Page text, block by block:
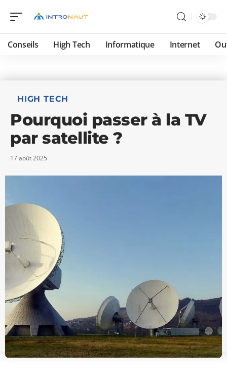
Conseils High Tech Informatique Internet
HIGH TECH
Pourquoi passer à la TV
par satellite ?
17 août 2025